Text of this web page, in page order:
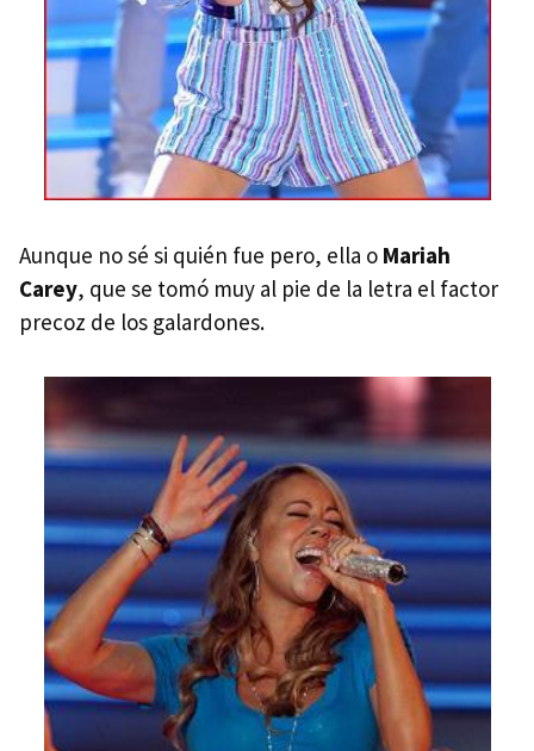
Aunque no sé si quién fue pero, ella o Mariah
Carey, que se tomó muy al pie de la letra el factor
precoz de los galardones.